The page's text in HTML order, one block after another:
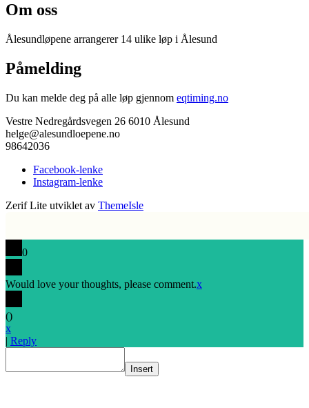
Om oss
Ålesundløpene arrangerer 14 ulike løp i Ålesund
Påmelding
Du kan melde deg på alle løp gjennom eqtiming.no
Vestre Nedregårdsvegen 26 6010 Ålesund
helge@alesundloepene.no
98642036
Facebook-lenke
Instagram-lenke
Zerif Lite utviklet av ThemeIsle
0
Would love your thoughts, please comment.x
()
x
| Reply
Insert